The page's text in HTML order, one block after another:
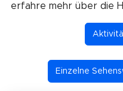
erfahre mehr über die
Einzelne